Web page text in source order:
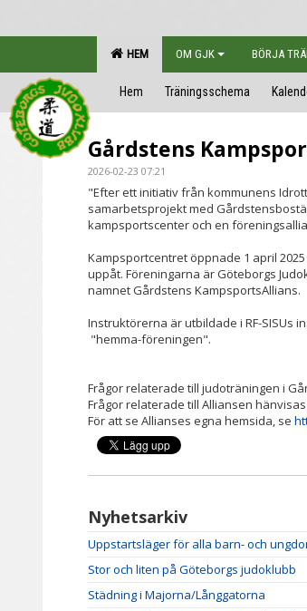
HEM OM GJK BÖRJA
Hem Träningsschema
Gårdstens
2026-02-23 07:21
"Efter ett initiativ från kommunens
samarbetsprojekt med
kampsportscenter och en
Kampsportcentret öppnade 1 april
uppåt. Föreningarna är Göteborgs
namnet Gårdstens KampsportsAllians.
Instruktörerna är utbildade i RF-
"hemma-föreningen".
Frågor relaterade till judoträningen i
Frågor relaterade till Alliansen
För att se Allianses egna hemsida, se
Nyhetsarkiv
Uppstartsläger för alla barn- och
Stor och liten på Göteborgs judoklubb
Städning i Majorna/Långgatorna